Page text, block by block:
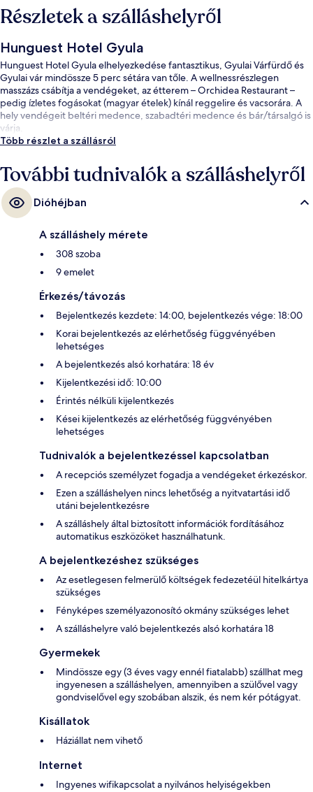
Részletek a szálláshelyről
Hunguest Hotel Gyula
Hunguest Hotel Gyula elhelyezkedése fantasztikus, Gyulai Várfürdő és
Gyulai vár mindössze 5 perc sétára van tőle. A wellnessrészlegen
masszázs csábítja a vendégeket, az étterem – Orchidea Restaurant –
pedig ízletes fogásokat (magyar ételek) kínál reggelire és vacsorára. A
hely vendégeit beltéri medence, szabadtéri medence és bár/társalgó is
várja.
Több részlet a szállásról
További tudnivalók a szálláshelyről
Dióhéjban
A szálláshely mérete
308 szoba
9 emelet
Érkezés/távozás
Bejelentkezés kezdete: 14:00, bejelentkezés vége: 18:00
Korai bejelentkezés az elérhetőség függvényében
lehetséges
A bejelentkezés alsó korhatára: 18 év
Kijelentkezési idő: 10:00
Érintés nélküli kijelentkezés
Kései kijelentkezés az elérhetőség függvényében
lehetséges
Tudnivalók a bejelentkezéssel kapcsolatban
A recepciós személyzet fogadja a vendégeket érkezéskor.
Ezen a szálláshelyen nincs lehetőség a nyitvatartási idő
utáni bejelentkezésre
A szálláshely által biztosított információk fordításához
automatikus eszközöket használhatunk.
A bejelentkezéshez szükséges
Az esetlegesen felmerülő költségek fedezetéül hitelkártya
szükséges
Fényképes személyazonosító okmány szükséges lehet
A szálláshelyre való bejelentkezés alsó korhatára 18
Gyermekek
Mindössze egy (3 éves vagy ennél fiatalabb) szállhat meg
ingyenesen a szálláshelyen, amennyiben a szülővel vagy
gondviselővel egy szobában alszik, és nem kér pótágyat.
Kisállatok
Háziállat nem vihető
Internet
Ingyenes wifikapcsolat a nyilvános helyiségekben